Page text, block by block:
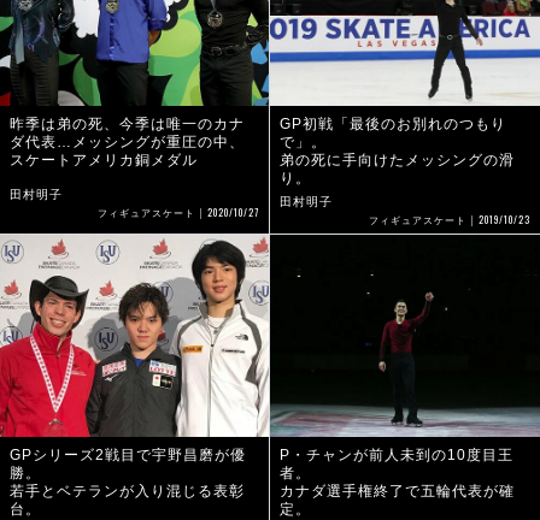
昨季は弟の死、今季は唯一のカナ
ダ代表…メッシングが重圧の中、
スケートアメリカ銅メダル
田村明子
フィギュアスケート 2020/10/27
GP初戦「最後のお別れのつもり
で」。
弟の死に手向けたメッシングの滑
り。
田村明子
フィギュアスケート 2019/10/23
GPシリーズ2戦目で宇野昌磨が優
勝。
若手とベテランが入り混じる表彰
台。
P・チャンが前人未到の10度目王
者。
カナダ選手権終了で五輪代表が確
定。